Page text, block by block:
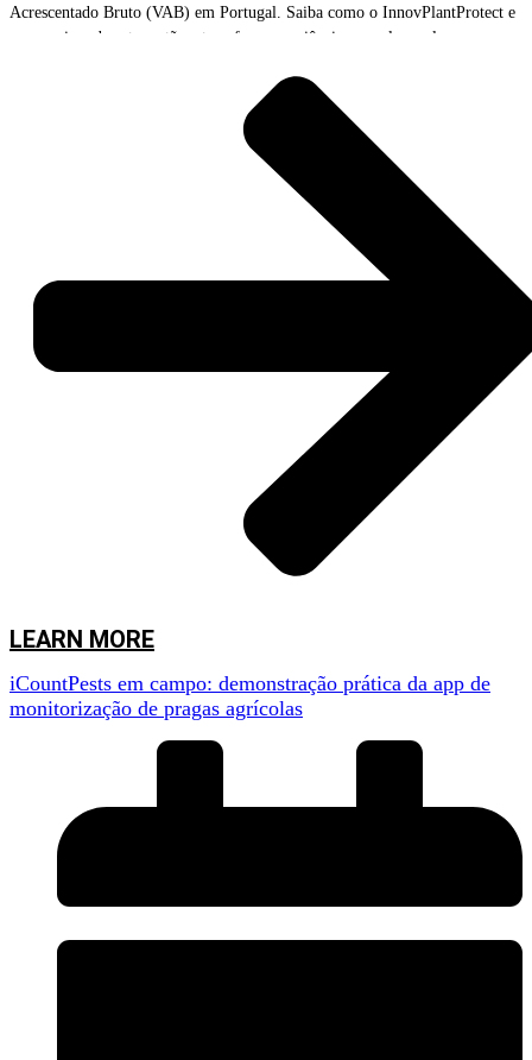
Acrescentado Bruto (VAB) em Portugal. Saiba como o InnovPlantProtect e
os parceiros do setor estão a transformar a ciência em valor real para o
Já está disponível para consulta e download o estudo integral
Socioeconómico dos Laboratórios Colaborativos (CoLABs)”
pelo Fórum dos Laboratórios Colaborativos (FCoLAB), em parceria com a
, o relatório quantifica e valida o contributo
destas estruturas como pontes determinantes entre o conhecimento científico
LEARN MORE
iCountPests em campo: demonstração prática da app de
monitorização de pragas agrícolas